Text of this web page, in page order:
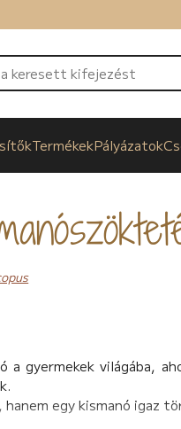
TermékekPályázatok
a gyermekek világába,
hanem egy kismanó igaz